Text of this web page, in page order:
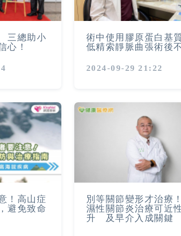
三總助小
心！
術中使用膠原蛋白基
低精索靜脈曲張術後
2024-09-29 21:22
！高山症
避免致命
別等關節變形才治療
濕性關節炎治療可近
升 及早介入成關鍵